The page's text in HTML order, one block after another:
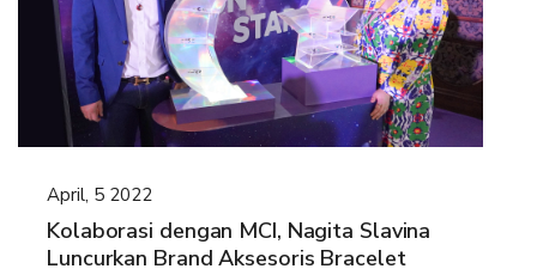
SLIMSTYLE
GENTLEMAN NIGHT
PAINLESS NIGHT GLU
MAGIC GLASS
ALL PRODUCT
MILLIONAIRE BODY CARE
April, 5 2022
Kolaborasi dengan MCI, Nagita Slavina
Luncurkan Brand Aksesoris Bracelet